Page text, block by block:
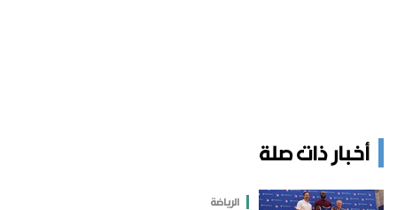
أخبار ذات صلة
الرياضة